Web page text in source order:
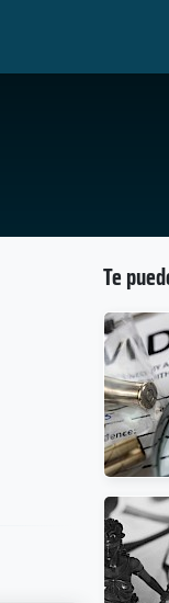
Te